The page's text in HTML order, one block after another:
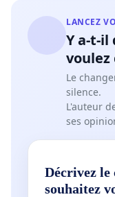
LANCEZ
Y a-t-il
voulez
Le
silence.
L'auteur
ses
Décrivez le
souhaitez